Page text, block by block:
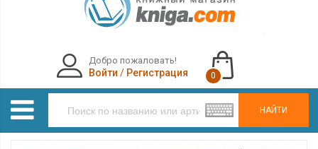
НАЙТИ
Добро пожаловать!
Войти / Регистрация 0